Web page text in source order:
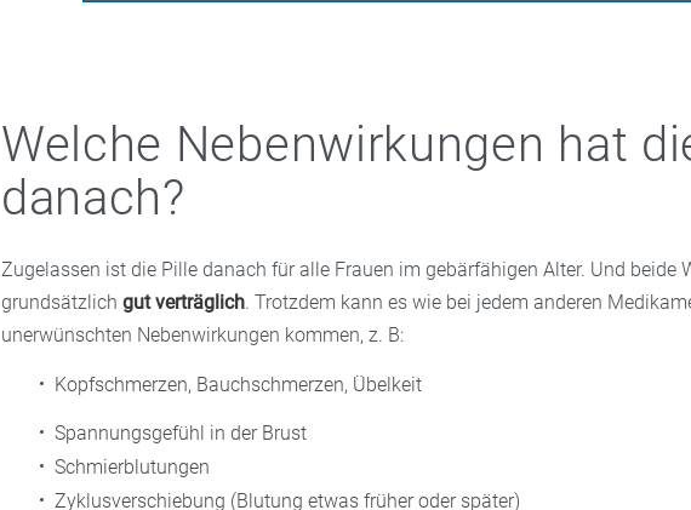
Welche Nebenwirkungen hat
danach?
Zugelassen ist die Pille danach für alle Frauen im gebärfähigen Alter. Und beide
grundsätzlich gut verträglich. Trotzdem kann es wie bei jedem anderen
unerwünschten Nebenwirkungen kommen, z. B:
Kopfschmerzen, Bauchschmerzen, Übelkeit
Spannungsgefühl in der Brust
Schmierblutungen
Zyklusverschiebung (Blutung etwas früher oder später)